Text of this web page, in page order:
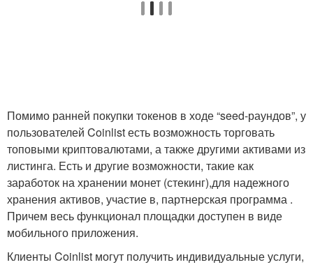
Помимо ранней покупки токенов в ходе “seed-раундов”, у
пользователей Coinlist есть возможность торговать
топовыми криптовалютами, а также другими активами из
листинга. Есть и другие возможности, такие как
заработок на хранении монет (стекинг),для надежного
хранения активов, участие в, партнерская программа .
Причем весь функционал площадки доступен в виде
мобильного приложения.
Клиенты Coinlist могут получить индивидуальные услуги,